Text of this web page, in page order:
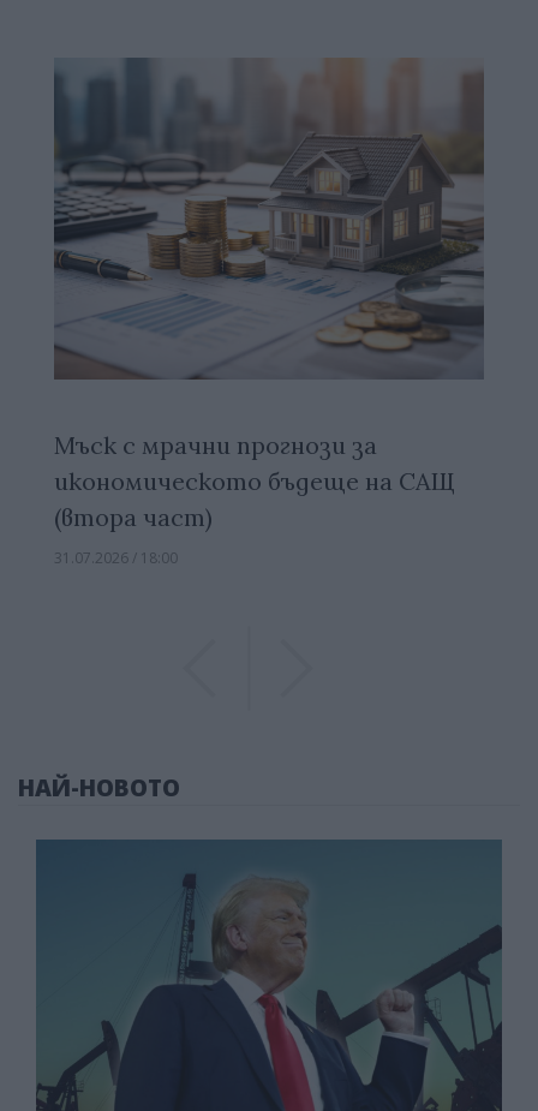
Мъск с мрачни прогнози за
икономическото бъдеще на САЩ
(втора част)
31.07.2026 / 18:00
НАЙ-НОВОТО